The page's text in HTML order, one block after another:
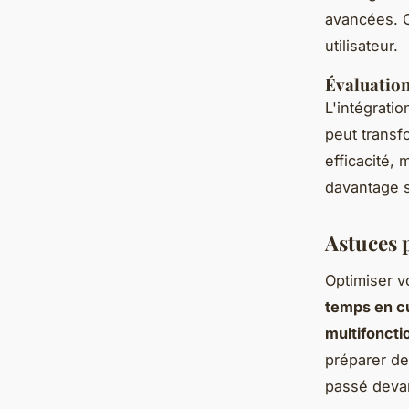
avancées.
utilisateur.
peut
efficacité,
davantage
Astuces
Optimiser
temps en
préparer
passé